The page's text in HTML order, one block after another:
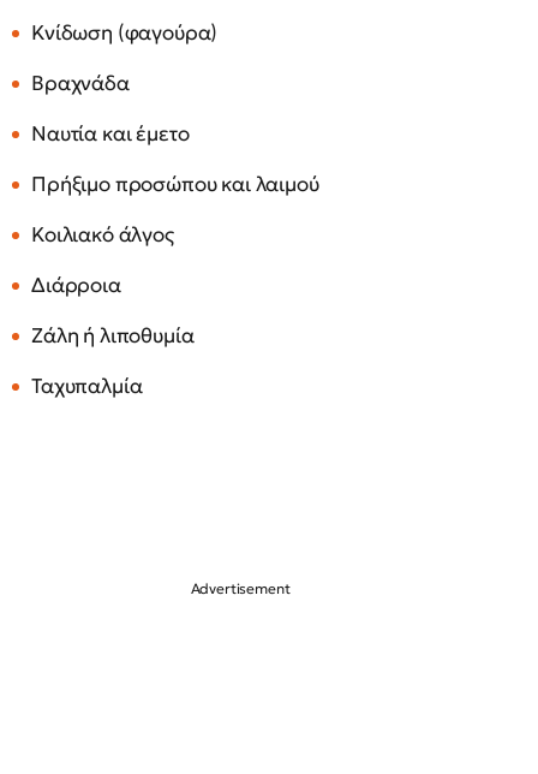
Κνίδωση (φαγούρα)
Βραχνάδα
Ναυτία και έμετο
Πρήξιμο προσώπου και λαιμού
Κοιλιακό άλγος
Διάρροια
Ζάλη ή λιποθυμία
Ταχυπαλμία